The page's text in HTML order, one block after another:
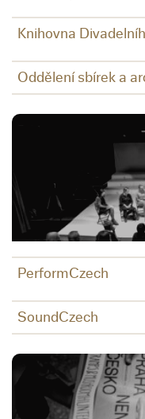
Knihovna
Oddělení sbírek a
PerformCzech
SoundCzech